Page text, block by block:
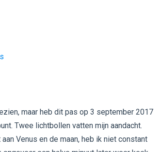
maar heb dit pas op 3 september 2017
Twee lichtbollen vatten mijn aandacht.
Venus en de maan, heb ik niet constant